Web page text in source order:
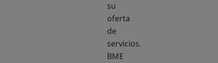
su
oferta
de
servicios.
BME